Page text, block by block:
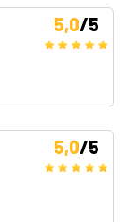
5,0/5
5,0/5